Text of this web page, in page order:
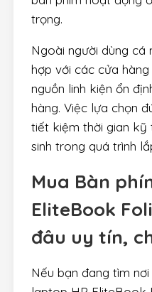
trọng.
Ngoài người dùng cá
hợp với các cửa
nguồn linh kiện ổn
hàng. Việc lựa chọn
tiết kiệm thời gian kỹ
sinh trong quá trình
Mua Bàn
EliteBook
đâu uy tín,
Nếu bạn đang tìm